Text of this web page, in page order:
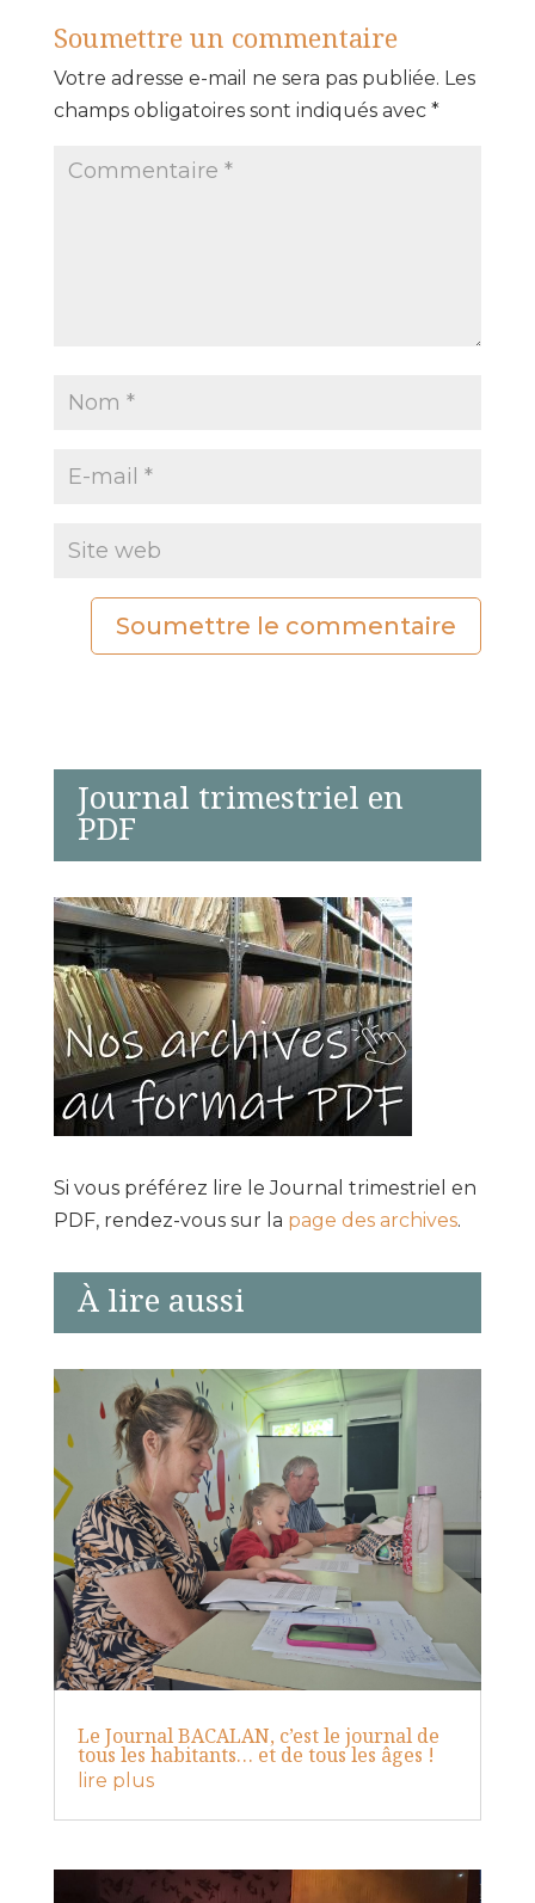
Soumettre un commentaire
Votre adresse e-mail ne sera pas publiée. Les
champs obligatoires sont indiqués avec *
Soumettre le commentaire
Journal trimestriel en
PDF
Si vous préférez lire le Journal trimestriel en
PDF, rendez-vous sur la page des archives.
À lire aussi
Le Journal BACALAN, c’est le journal de
tous les habitants… et de tous les âges !
lire plus